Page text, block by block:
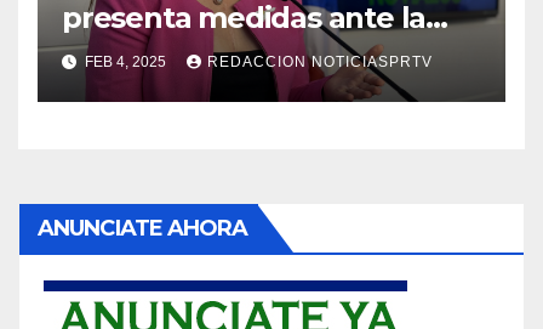
presenta medidas ante la
violencia en el noviazgo
FEB 4, 2025 REDACCION NOTICIASPRTV
ANUNCIATE AHORA